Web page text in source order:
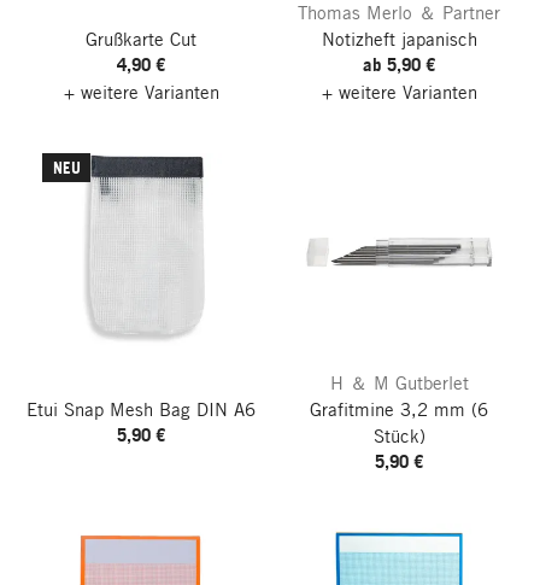
Grußkarte Cut
4,90 €
+ weitere Varianten
Thomas Merlo ＆ Partner
Notizheft japanisch
ab 5,90 €
+ weitere Varianten
NEU
Etui Snap Mesh Bag DIN A6
5,90 €
H ＆ M Gutberlet
Grafitmine 3,2 mm (6
Stück)
5,90 €